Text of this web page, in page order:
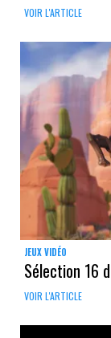
VOIR L'ARTICLE
JEUX VIDÉO
Sélection 16
VOIR L'ARTICLE